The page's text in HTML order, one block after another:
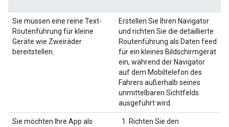
Sie müssen eine reine Text-
Routenführung für kleine
Geräte wie Zweiräder
bereitstellen.
Erstellen Sie Ihren Navigator
und richten Sie die detaillierte
Routenführung als Daten feed
für ein kleines Bildschirmgerät
ein, während der Navigator
auf dem Mobiltelefon des
Fahrers außerhalb seines
unmittelbaren Sichtfelds
ausgeführt wird.
Sie möchten Ihre App als
Richten Sie den